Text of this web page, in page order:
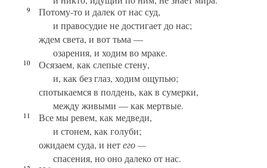
9
Потому-то и далек от нас суд,
и правосудие не достигает до нас;
ждем света, и вот тьма —
озарения, и ходим во мраке.
10
Осязаем, как слепые стену,
и, как без глаз, ходим ощупью;
спотыкаемся в полдень, как в сумерки,
между живыми — как мертвые.
11
Все мы ревем, как медведи,
и стонем, как голуби;
ожидаем суда, и нетего —
спасения, но оно далеко от нас.